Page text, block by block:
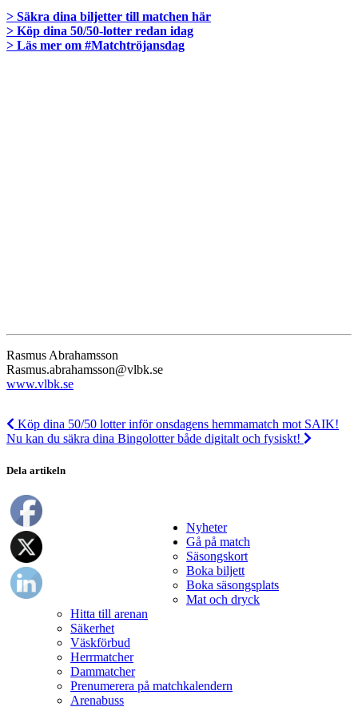
> Säkra dina biljetter till matchen här
> Köp dina 50/50-lotter redan idag
> Läs mer om #Matchtröjansdag
Rasmus Abrahamsson
Rasmus.abrahamsson@vlbk.se
www.vlbk.se
Köp dina 50/50 lotter inför onsdagens hemmamatch mot SAIK!
Nu kan du säkra dina Bingolotter både digitalt och fysiskt!
Dela artikeln
Nyheter
Gå på match
Säsongskort
Boka biljett
Boka säsongsplats
Mat och dryck
Hitta till arenan
Säkerhet
Väskförbud
Herrmatcher
Dammatcher
Prenumerera på matchkalendern
Arenabuss